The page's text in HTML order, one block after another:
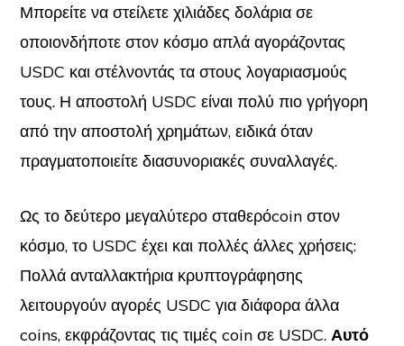
Μπορείτε να στείλετε χιλιάδες δολάρια σε
οποιονδήποτε στον κόσμο απλά αγοράζοντας
USDC και στέλνοντάς τα στους λογαριασμούς
τους. Η αποστολή USDC είναι πολύ πιο γρήγορη
από την αποστολή χρημάτων, ειδικά όταν
πραγματοποιείτε διασυνοριακές συναλλαγές.
Ως το δεύτερο μεγαλύτερο σταθερόcoin στον
κόσμο, το USDC έχει και πολλές άλλες χρήσεις:
Πολλά ανταλλακτήρια κρυπτογράφησης
λειτουργούν αγορές USDC για διάφορα άλλα
coins, εκφράζοντας τις τιμές coin σε USDC.Αυτό